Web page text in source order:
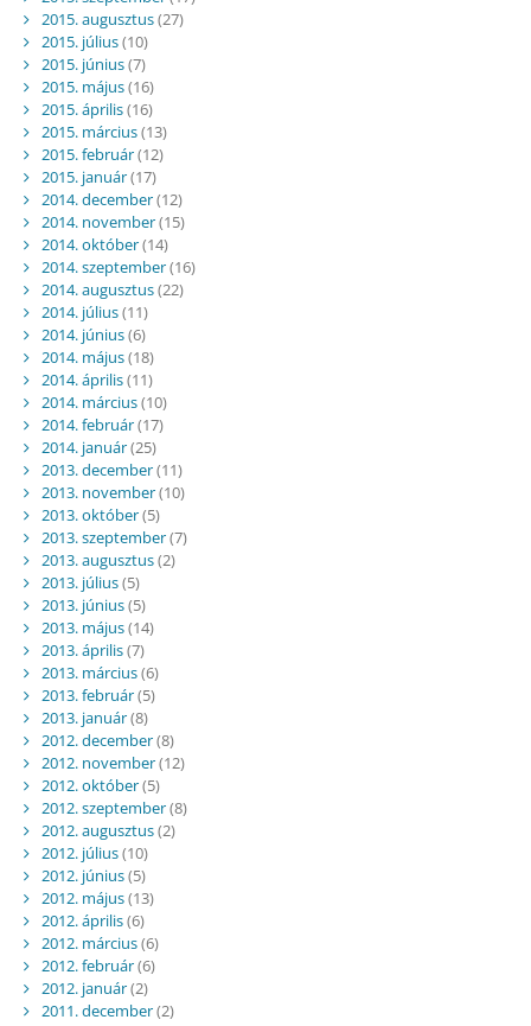
2015. augusztus(27)
2015. július(10)
2015. június(7)
2015. május(16)
2015. április(16)
2015. március(13)
2015. február(12)
2015. január(17)
2014. december(12)
2014. november(15)
2014. október(14)
2014. szeptember(16)
2014. augusztus(22)
2014. július(11)
2014. június(6)
2014. május(18)
2014. április(11)
2014. március(10)
2014. február(17)
2014. január(25)
2013. december(11)
2013. november(10)
2013. október(5)
2013. szeptember(7)
2013. augusztus(2)
2013. július(5)
2013. június(5)
2013. május(14)
2013. április(7)
2013. március(6)
2013. február(5)
2013. január(8)
2012. december(8)
2012. november(12)
2012. október(5)
2012. szeptember(8)
2012. augusztus(2)
2012. július(10)
2012. június(5)
2012. május(13)
2012. április(6)
2012. március(6)
2012. február(6)
2012. január(2)
2011. december(2)